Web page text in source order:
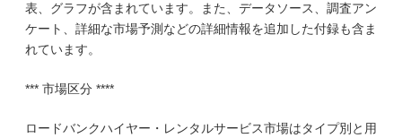
表、グラフが含まれています。また、データソース、調査アン
ケート、詳細な市場予測などの詳細情報を追加した付録も含ま
れています。
*** 市場区分 ****
ロードバンクハイヤー・レンタルサービス市場はタイプ別と用